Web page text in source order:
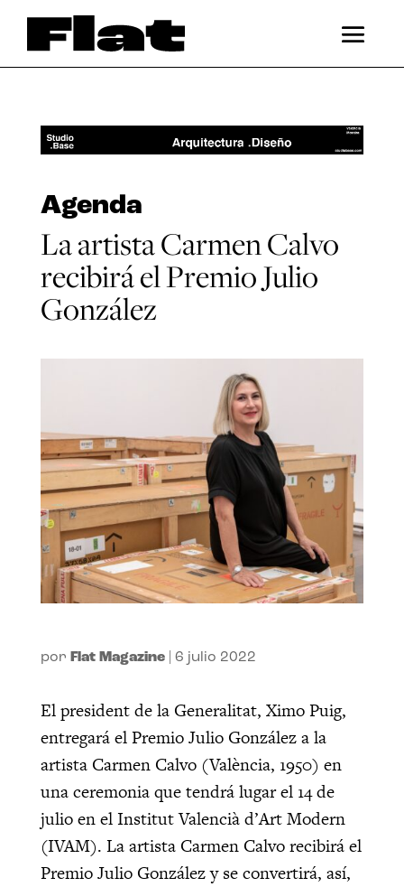
Agenda
La artista Carmen Calvo
recibirá el Premio Julio
González
por Flat Magazine| 6 julio 2022
El president de la Generalitat, Ximo Puig,
entregará el Premio Julio González a la
artista Carmen Calvo (València, 1950) en
una ceremonia que tendrá lugar el 14 de
julio en el Institut Valencià d’Art Modern
(IVAM). La artista Carmen Calvo recibirá el
Premio Julio González y se convertirá, así,